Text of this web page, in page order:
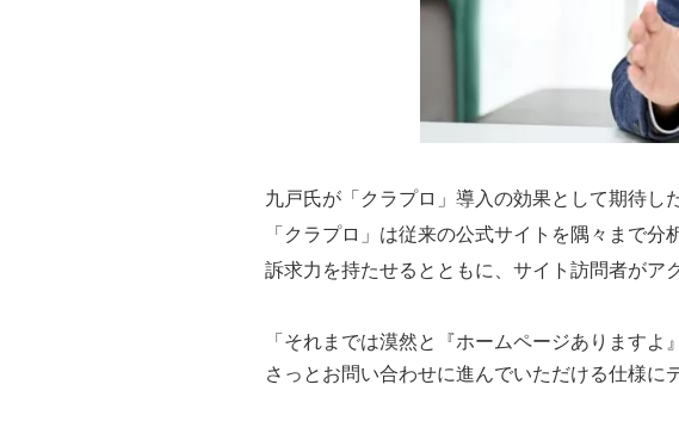
九戸氏が「クラプロ」導入の効果として期待し
「クラプロ」は従来の公式サイトを隅々まで
訴求力を持たせるとともに、サイト訪問者がア
「それまでは漠然と『ホームページあります
さっとお問い合わせに進んでいただける仕様に